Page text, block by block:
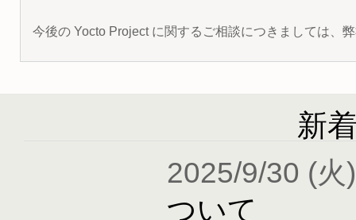
今後の Yocto Project に関するご相談につきましては、
新
2025/9/30 (火
ついて